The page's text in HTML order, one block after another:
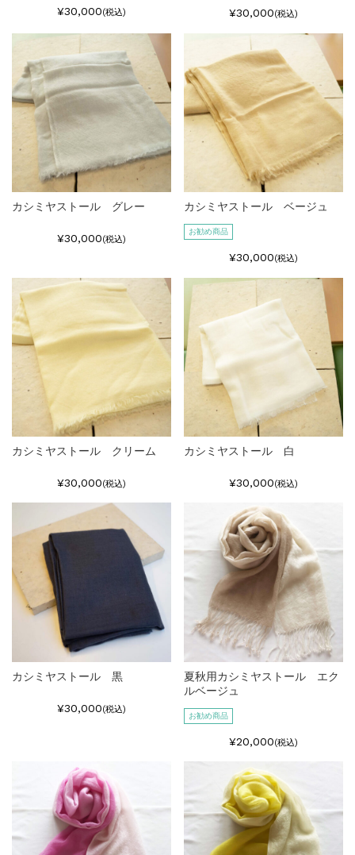
¥30,000(税込) ¥30,000(税込)
カシミヤストール グレー
¥30,000(税込)
カシミヤストール ベージュ
お勧め商品
¥30,000(税込)
カシミヤストール クリーム
¥30,000(税込)
カシミヤストール 白
¥30,000(税込)
カシミヤストール 黒
¥30,000(税込)
夏秋用カシミヤストール エク
ルベージュ
お勧め商品
¥20,000(税込)